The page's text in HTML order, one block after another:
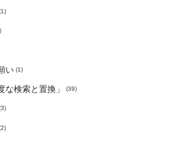
い (1)
な検索と置換」 (39)